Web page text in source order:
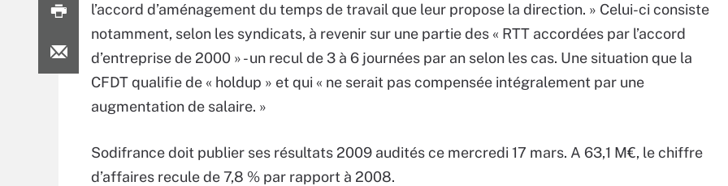
l’accord d’aménagement du temps de travail que leur propose la direction. » Celui-ci consiste
notamment, selon les syndicats, à revenir sur une partie des « RTT accordées par l’accord
d’entreprise de 2000 » - un recul de 3 à 6 journées par an selon les cas. Une situation que la
CFDT qualifie de « holdup » et qui « ne serait pas compensée intégralement par une
augmentation de salaire. »
Sodifrance doit publier ses résultats 2009 audités ce mercredi 17 mars. A 63,1 M€, le chiffre
d’affaires recule de 7,8 % par rapport à 2008.